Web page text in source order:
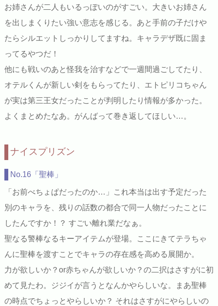
お姉さんが二人もいるっぽいのがすごい。大きいお姉さん
を出しまくりたい強い意志を感じる。あと手前の子だけや
たらシルエットしっかりしてますね。キャラデザ既に固ま
ってるやつだ！
他にも戦いのあと怪我を治すなどで一週間過ごしてたり、
オテルくんが新しい剣をもらってたり、エトピリコちゃん
が実は第三王女だったことが判明したり情報が多かった。
よくまとめたなあ。がんばって巻き返してほしい…。
ナイスプリズン
No.16「聖棒」
「お前べちょぱだったのか…」これ本当は出す予定だった
別のキャラを、残りの話数の都合で同一人物だったことに
したんですか！？ すごい離れ業だなぁ。
聖なる警棒なるキーアイテムが登場。ここにきてテラちゃ
んに聖棒を渡すことでキャラの存在感を高める展開か。
力が欲しいか？or赤ちゃんが欲しいか？の二択はさすがに初
めて見たわ。ジジイが言うとなんかやらしいな。まあ聖棒
の時点でちょっとやらしいか？ それはさすがにやらしいの